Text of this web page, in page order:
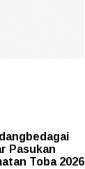
Pasukan
Toba 2026